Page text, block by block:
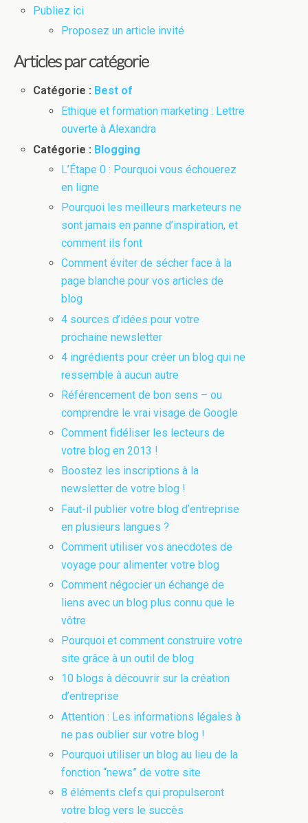
Publiez ici
Proposez un article invité
Articles par catégorie
Catégorie : Best of
Ethique et formation marketing : Lettre
ouverte à Alexandra
Catégorie : Blogging
L’Étape 0 : Pourquoi vous échouerez
en ligne
Pourquoi les meilleurs marketeurs ne
sont jamais en panne d’inspiration, et
comment ils font
Comment éviter de sécher face à la
page blanche pour vos articles de
blog
4 sources d’idées pour votre
prochaine newsletter
4 ingrédients pour créer un blog qui ne
ressemble à aucun autre
Référencement de bon sens – ou
comprendre le vrai visage de Google
Comment fidéliser les lecteurs de
votre blog en 2013 !
Boostez les inscriptions à la
newsletter de votre blog !
Faut-il publier votre blog d’entreprise
en plusieurs langues ?
Comment utiliser vos anecdotes de
voyage pour alimenter votre blog
Comment négocier un échange de
liens avec un blog plus connu que le
vôtre
Pourquoi et comment construire votre
site grâce à un outil de blog
10 blogs à découvrir sur la création
d’entreprise
Attention : Les informations légales à
ne pas oublier sur votre blog !
Pourquoi utiliser un blog au lieu de la
fonction “news” de votre site
8 éléments clefs qui propulseront
votre blog vers le succès